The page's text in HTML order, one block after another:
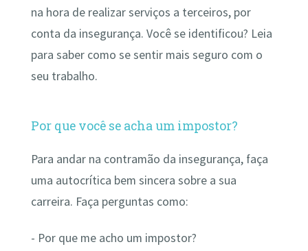
na hora de realizar serviços a terceiros, por
conta da insegurança. Você se identificou? Leia
para saber como se sentir mais seguro com o
seu trabalho.
Por que você se acha um impostor?
Para andar na contramão da insegurança, faça
uma autocrítica bem sincera sobre a sua
carreira. Faça perguntas como:
- Por que me acho um impostor?